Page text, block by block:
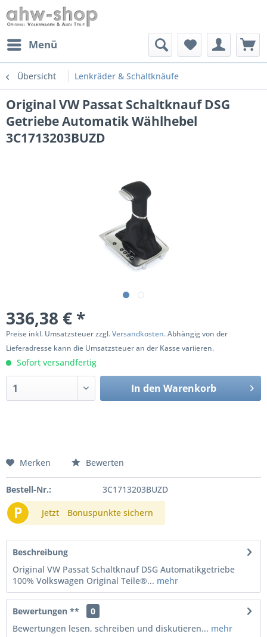
Menü
Übersicht Lenkräder & Schaltknäufe
Original VW Passat Schaltknauf DSG
Getriebe Automatik Wählhebel
3C1713203BUZD
336,38 € *
Preise inkl. Umsatzsteuer zzgl.Versandkosten. Abhängig von der
Lieferadresse kann die Umsatzsteuer an der Kasse variieren.
Sofort versandfertig
In den Warenkorb
Merken Bewerten
Bestell-Nr.: 3C1713203BUZD
P Jetzt Bonuspunkte sichern
Beschreibung
Original VW Passat Schaltknauf DSG Automatikgetriebe
100% Volkswagen Original Teile®... mehr
Bewertungen **
0
Bewertungen lesen, schreiben und diskutieren... mehr